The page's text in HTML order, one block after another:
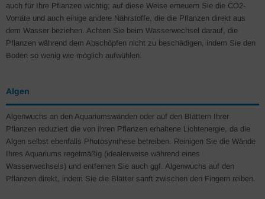
auch für Ihre Pflanzen wichtig; auf diese Weise erneuern Sie die CO2-
Vorräte und auch einige andere Nährstoffe, die die Pflanzen direkt aus
dem Wasser beziehen. Achten Sie beim Wasserwechsel darauf, die
Pflanzen während dem Abschöpfen nicht zu beschädigen, indem Sie den
Boden so wenig wie möglich aufwühlen.
Algen
Algenwuchs an den Aquariumswänden oder auf den Blättern Ihrer
Pflanzen reduziert die von Ihren Pflanzen erhaltene Lichtenergie, da die
Algen selbst ebenfalls Photosynthese betreiben. Reinigen Sie die Wände
Ihres Aquariums regelmäßig (idealerweise während eines
Wasserwechsels) und entfernen Sie auch ggf. Algenwuchs auf den
Pflanzen direkt, indem Sie die Blätter sanft zwischen den Fingern reiben.